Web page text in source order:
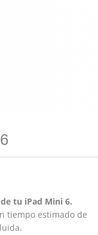
tu iPad Mini 6.
tiempo estimado de